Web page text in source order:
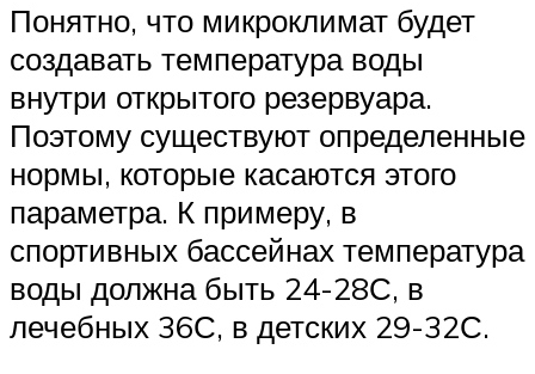
Понятно, что микроклимат будет
создавать температура воды
внутри открытого резервуара.
Поэтому существуют определенные
нормы, которые касаются этого
параметра. К примеру, в
спортивных бассейнах температура
воды должна быть 24-28С, в
лечебных 36С, в детских 29-32С.